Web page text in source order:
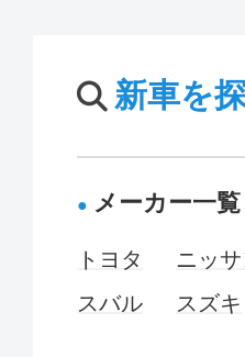
新車を
メーカー一覧
トヨタ ニッ
スバル
スズキ